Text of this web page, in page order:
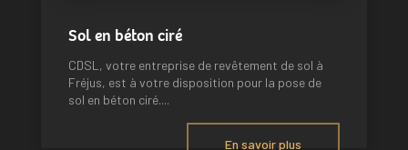
Sol en béton ciré
CDSL, votre entreprise de revêtement de sol à
Fréjus, est à votre disposition pour la pose de
sol en béton ciré....
En savoir plus